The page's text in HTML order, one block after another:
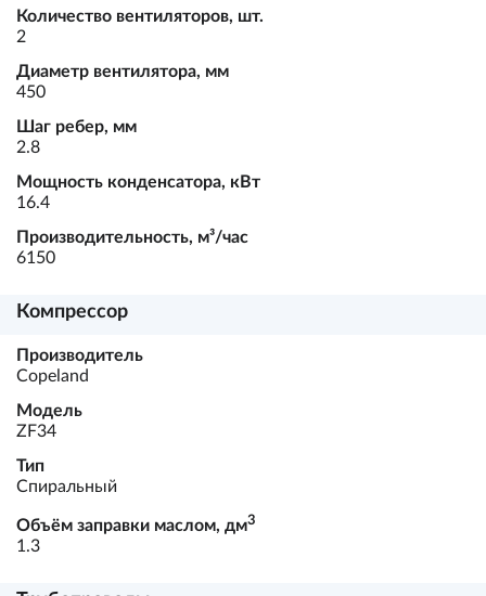
Количество вентиляторов, шт.
2
Диаметр вентилятора, мм
450
Шаг ребер, мм
2.8
Мощность конденсатора, кВт
16.4
Производительность, м³/час
6150
Компрессор
Производитель
Copeland
Модель
ZF34
Тип
Спиральный
Объём заправки маслом, дм3
1.3